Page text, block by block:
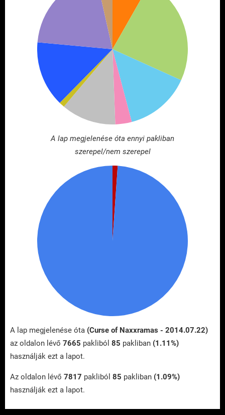
A lap megjelenése óta ennyi pakliban
szerepel/nem szerepel
A lap megjelenése óta (Curse of Naxxramas - 2014.07.22)
az oldalon lévő 7665 pakliból 85 pakliban (1.11%)
használják ezt a lapot.
Az oldalon lévő 7817 pakliból 85 pakliban (1.09%)
használják ezt a lapot.